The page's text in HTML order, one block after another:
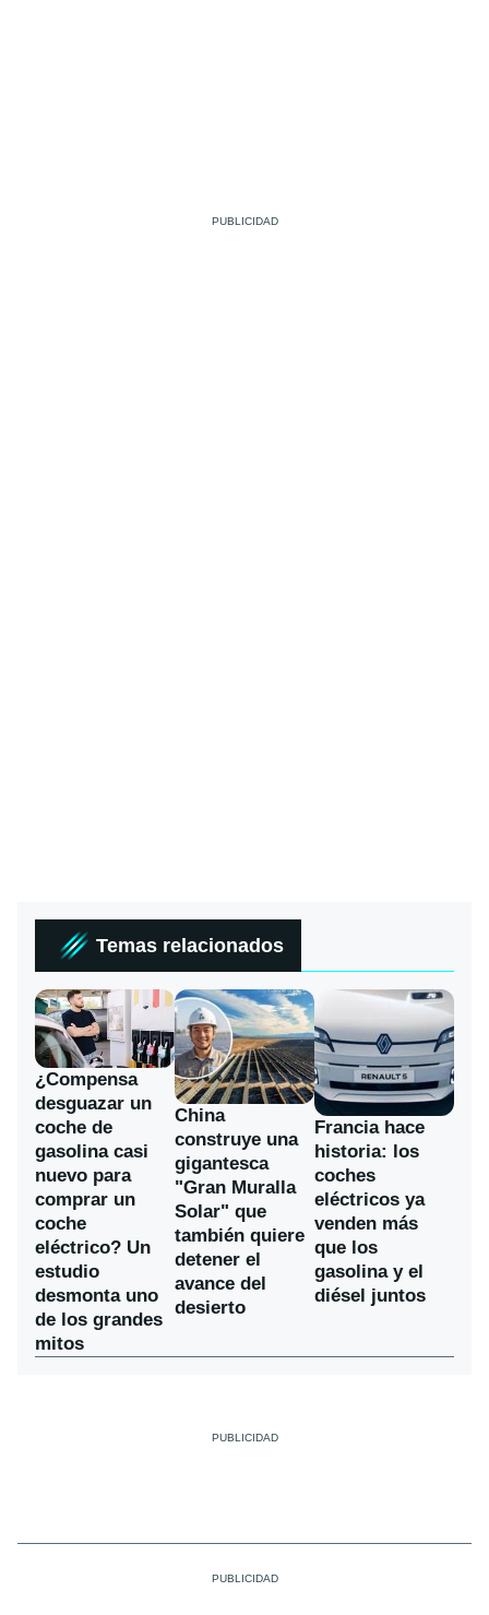
Temas relacionados
¿Compensa
desguazar un
coche de
gasolina casi
nuevo para
comprar un
coche
eléctrico? Un
estudio
desmonta uno
de los grandes
mitos
China
construye una
gigantesca
"Gran Muralla
Solar" que
también quiere
detener el
avance del
desierto
Francia hace
historia: los
coches
eléctricos ya
venden más
que los
gasolina y el
diésel juntos